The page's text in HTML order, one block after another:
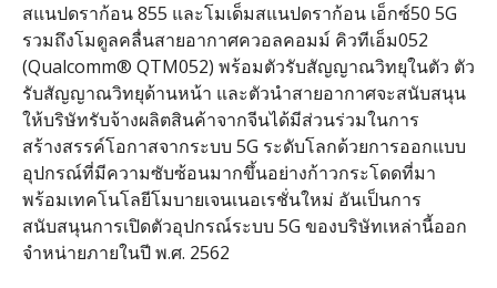
สแนปดราก้อน 855 และโมเด็มสแนปดราก้อน เอ็กซ์50 5G
รวมถึงโมดูลคลื่นสายอากาศควอลคอมม์ คิวทีเอ็ม052
(Qualcomm® QTM052) พร้อมตัวรับสัญญาณวิทยุในตัว ตัว
รับสัญญาณวิทยุด้านหน้า และตัวนำสายอากาศจะสนับสนุน
ให้บริษัทรับจ้างผลิตสินค้าจากจีนได้มีส่วนร่วมในการ
สร้างสรรค์โอกาสจากระบบ 5G ระดับโลกด้วยการออกแบบ
อุปกรณ์ที่มีความซับซ้อนมากขึ้นอย่างก้าวกระโดดที่มา
พร้อมเทคโนโลยีโมบายเจนเนอเรชั่นใหม่ อันเป็นการ
สนับสนุนการเปิดตัวอุปกรณ์ระบบ 5G ของบริษัทเหล่านี้ออก
จำหน่ายภายในปี พ.ศ. 2562